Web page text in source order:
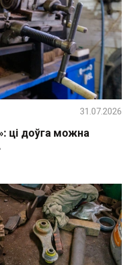
ці доўга можна
31.07.2026